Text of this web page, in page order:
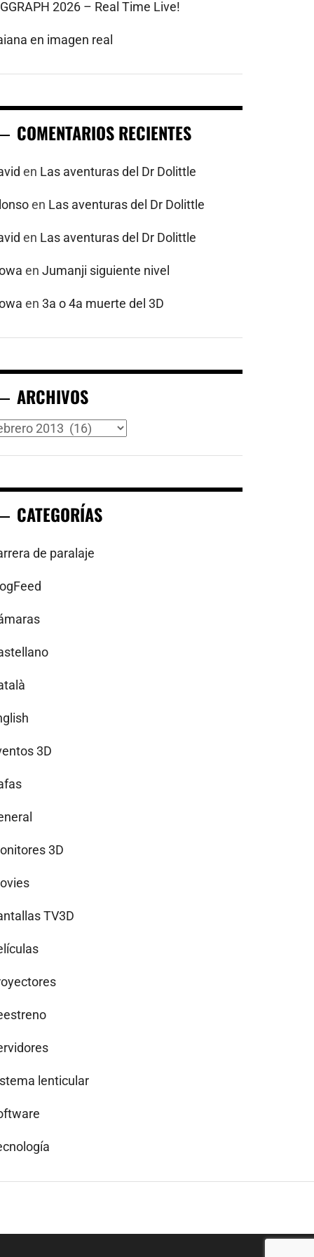
2026 – Real Time Live!
en imagen real
COMENTARIOS RECIENTES
en Las aventuras del Dr Dolittle
en Las aventuras del Dr Dolittle
en Las aventuras del Dr Dolittle
enJumanji siguiente nivel
en3a o 4a muerte del 3D
ARCHIVOS
CATEGORÍAS
de paralaje
3D
3D
TV3D
lenticular